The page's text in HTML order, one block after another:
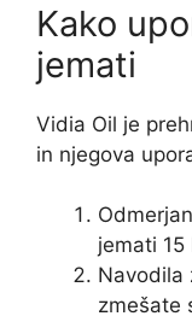
Kako
jemati
Vidia Oil je
in njegova
jemati
Navodila
zmešate